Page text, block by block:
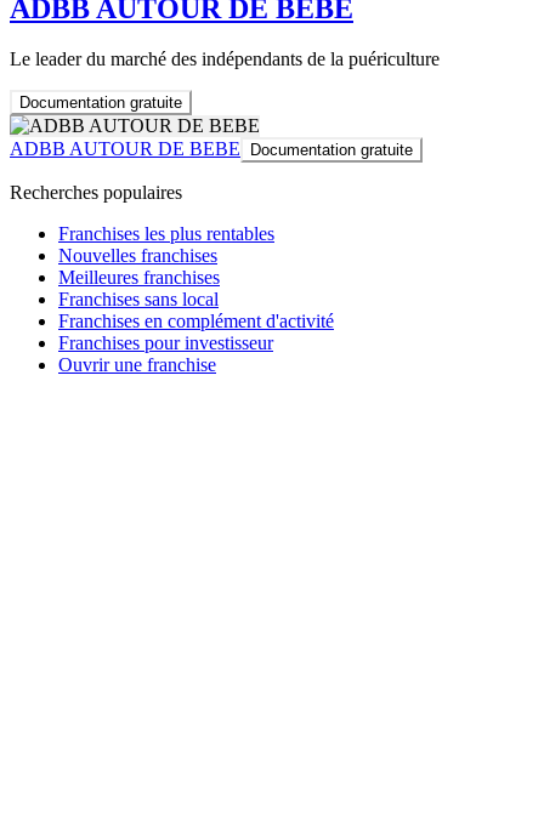
ADBB AUTOUR DE BEBE
Le leader du marché des indépendants de la puériculture
Documentation gratuite
ADBB AUTOUR DE BEBE Documentation gratuite
Recherches populaires
Franchises les plus rentables
Nouvelles franchises
Meilleures franchises
Franchises sans local
Franchises en complément d'activité
Franchises pour investisseur
Ouvrir une franchise